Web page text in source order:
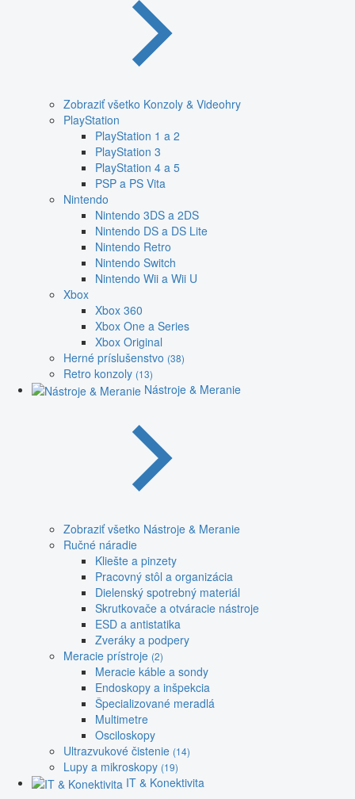
Zobraziť všetko Konzoly & Videohry
PlayStation
PlayStation 1 a 2
PlayStation 3
PlayStation 4 a 5
PSP a PS Vita
Nintendo
Nintendo 3DS a 2DS
Nintendo DS a DS Lite
Nintendo Retro
Nintendo Switch
Nintendo Wii a Wii U
Xbox
Xbox 360
Xbox One a Series
Xbox Original
Herné príslušenstvo (38)
Retro konzoly (13)
Nástroje & Meranie
Zobraziť všetko Nástroje & Meranie
Ručné náradie
Kliešte a pinzety
Pracovný stôl a organizácia
Dielenský spotrebný materiál
Skrutkovače a otváracie nástroje
ESD a antistatika
Zveráky a podpery
Meracie prístroje (2)
Meracie káble a sondy
Endoskopy a inšpekcia
Špecializované meradlá
Multimetre
Osciloskopy
Ultrazvukové čistenie (14)
Lupy a mikroskopy (19)
IT & Konektivita